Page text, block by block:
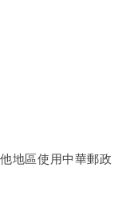
地區使用中華郵政